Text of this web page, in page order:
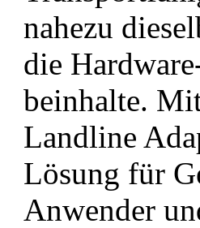
nahezu
die
beinhalte.
Landline
Lösung für
Anwender